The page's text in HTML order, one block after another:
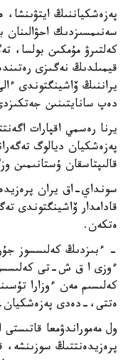
پەزەشكياننىڭ
سەنىمسىزدىك احۋالىنان
كەلتىرۋ مۇمكىن بولسا،
قيمىلدىڭ نەگىزى
يراننىڭ ۆاشينگتوندى
دەپ سانايتىنىن
يرنا رەسمي اقپارات
پەزەشكيان ديالوگ
قالىپتاسقان ۇستانىمىن
سونداي-اق يران
قادامدار ۆاشينگتوندى
ەتكەن.
- ءبىزدىڭ كەلىسسوز
ءوزى ا ق ش-تى كەلىسسوز
كەلىسىم مەن ءوزارا
ەتتى،-دەدى پەزەشكيان.
ول مەموراندۋمعا
پرەزيدەنتتىڭ سوزىنشە،